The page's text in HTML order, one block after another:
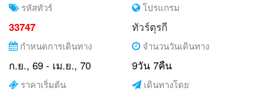
รหัสทัวร์
33747
โปรแกรม
ทัวร์ตุรกี
กำหนดการเดินทาง
ก.ย., 69 - เม.ย., 70
จำนวนวันเดินทาง
9วัน 7คืน
ราคาเริ่มต้น เดินทางโดย